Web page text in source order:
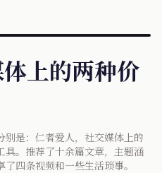
上的两种价
是：仁者爱人，社交媒体上的
具。推荐了十余篇文章，主题涵
四条视频和一些生活琐事。